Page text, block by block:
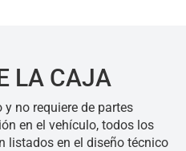
LA CAJA
no requiere de partes
en el vehículo, todos los
listados en el diseño técnico